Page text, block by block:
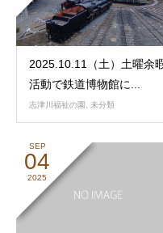
2025.10.11（土）土曜余
活動で鉄道博物館に...
志津川福祉の園 未分類
SEP
04
2025